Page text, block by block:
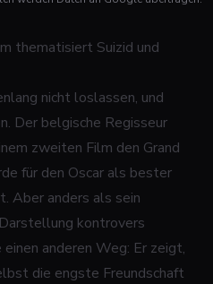
thematisiert Suizid und
nicht loslassen, und
Der belgische Regisseur
zweiten Film den Grand
für den Oscar als bester
Aber anders als sein
kontrovers
einen anderen Weg: Er zeigt,
die engste Freundschaft